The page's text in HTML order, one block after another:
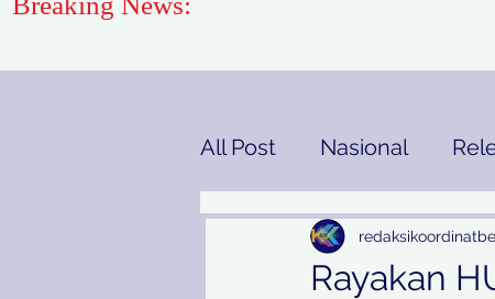
All Post Nasional
Gaya Hidup
Rayakan